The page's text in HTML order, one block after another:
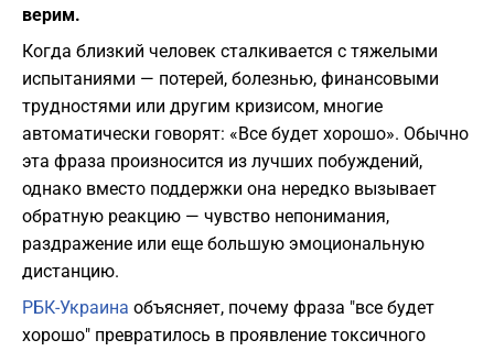
верим.
Когда близкий человек сталкивается с тяжелыми
испытаниями — потерей, болезнью, финансовыми
трудностями или другим кризисом, многие
автоматически говорят: «Все будет хорошо». Обычно
эта фраза произносится из лучших побуждений,
однако вместо поддержки она нередко вызывает
обратную реакцию — чувство непонимания,
раздражение или еще большую эмоциональную
дистанцию.
РБК-Украина объясняет, почему фраза "все будет
хорошо" превратилось в проявление токсичного